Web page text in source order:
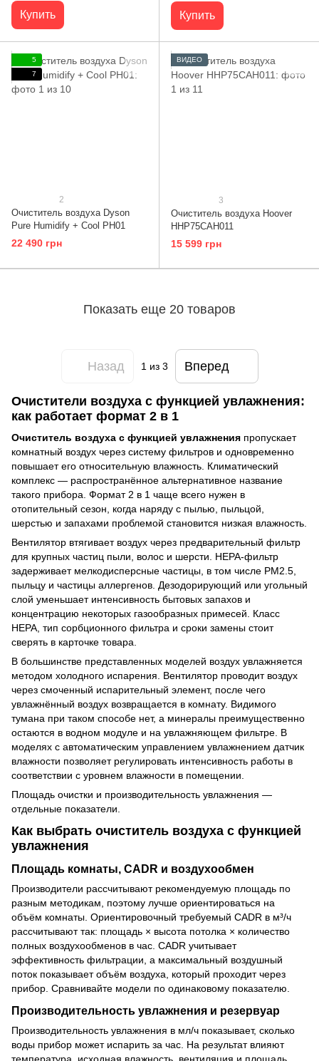
Купить Купить
5
7
2
Очиститель воздуха Dyson
Pure Humidify + Cool PH01
22 490 грн
ВИДЕО
3
Очиститель воздуха Hoover
HHP75CAH011
15 599 грн
Показать еще 20 товаров
Назад 1из 3 Вперед
Очистители воздуха с функцией увлажнения:
как работает формат 2 в 1
Очиститель воздуха с функцией увлажнения пропускает
комнатный воздух через систему фильтров и одновременно
повышает его относительную влажность. Климатический
комплекс — распространённое альтернативное название
такого прибора. Формат 2 в 1 чаще всего нужен в
отопительный сезон, когда наряду с пылью, пыльцой,
шерстью и запахами проблемой становится низкая влажность.
Вентилятор втягивает воздух через предварительный фильтр
для крупных частиц пыли, волос и шерсти. HEPA-фильтр
задерживает мелкодисперсные частицы, в том числе PM2.5,
пыльцу и частицы аллергенов. Дезодорирующий или угольный
слой уменьшает интенсивность бытовых запахов и
концентрацию некоторых газообразных примесей. Класс
HEPA, тип сорбционного фильтра и сроки замены стоит
сверять в карточке товара.
В большинстве представленных моделей воздух увлажняется
методом холодного испарения. Вентилятор проводит воздух
через смоченный испарительный элемент, после чего
увлажнённый воздух возвращается в комнату. Видимого
тумана при таком способе нет, а минералы преимущественно
остаются в водном модуле и на увлажняющем фильтре. В
моделях с автоматическим управлением увлажнением датчик
влажности позволяет регулировать интенсивность работы в
соответствии с уровнем влажности в помещении.
Площадь очистки и производительность увлажнения —
отдельные показатели.
Как выбрать очиститель воздуха с функцией
увлажнения
Площадь комнаты, CADR и воздухообмен
Производители рассчитывают рекомендуемую площадь по
разным методикам, поэтому лучше ориентироваться на
объём комнаты. Ориентировочный требуемый CADR в м³/ч
рассчитывают так: площадь × высота потолка × количество
полных воздухообменов в час. CADR учитывает
эффективность фильтрации, а максимальный воздушный
поток показывает объём воздуха, который проходит через
прибор. Сравнивайте модели по одинаковому показателю.
Производительность увлажнения и резервуар
Производительность увлажнения в мл/ч показывает, сколько
воды прибор может испарить за час. На результат влияют
температура, исходная влажность, вентиляция и площадь